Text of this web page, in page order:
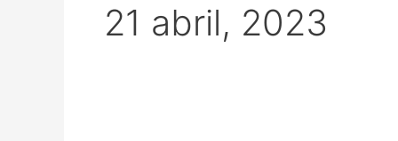
21 abril, 2023